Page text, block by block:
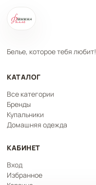
Белье, которое тебя любит!
КАТАЛОГ
Все категории
Бренды
Купальники
Домашняя одежда
КАБИНЕТ
Вход
Избранное